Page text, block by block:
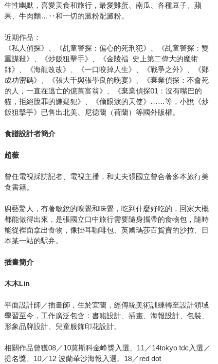
生性幽默，喜愛美食和旅行，最愛雞蛋、南瓜、各種豆子、蘋
果、牛肉麵…‥和一切的澱粉配澱粉。
近期作品：
《私人偵探》、《乩童警探：偏心的死刑犯》、《乩童警探：雙
重謀殺》、《炒飯狙擊手》、《金陵福 史上第二偉大的魔術
師》、《海龍改改》、《一口咬掉人生》、《戰爭之外》、《鄭
成功密碼》、《張大千與張學良的晚宴》、《棄業偵探：不會死
的人，一直在逃亡的億萬富翁》、《棄業偵探01：沒有嘴巴的
貓，拒絕脫罪的嫌疑犯》、《偷眼淚的天使》……等，小說《炒
飯狙擊手》已售出北美、尼德蘭（荷蘭）等國外版權。
食譜設計者簡介
趙薇
曾任電視採訪記者、電視主播，和丈夫張國立曾合著多本旅行美
食書籍。
廚藝驚人，有著敏銳的嗅覺和味覺，吃到什麼好吃的，回家大概
都能做得出來，是張國立口中旅行需要隨身攜帶的食物包，隨時
能從裡面拿出食物，像掛耳咖啡包、英國瑪莎百貨賣的沙拉、日
本某一站的駅弁。
插畫簡介
木木Lin
平面設計師／插畫師，生於宜蘭，經傳統美術訓練轉至設計領域
學習至今，工作廣泛包含：書籍設計、插畫、海報設計、包裝、
形象品牌設計、兒童服飾印花設計。
相關作品曾獲08／10莫斯科金峰獎入選、11／14tokyo tdc入選／
提名獎、10／12 波蘭華沙海報入選。18／red dot